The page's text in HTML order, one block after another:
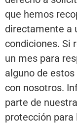
que hemos
directamente a
condiciones. Si
un mes para
alguno de
con nosotros.
parte de
protección